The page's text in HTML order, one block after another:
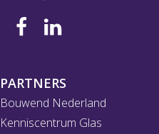
PARTNERS
Bouwend Nederland
Kenniscentrum Glas